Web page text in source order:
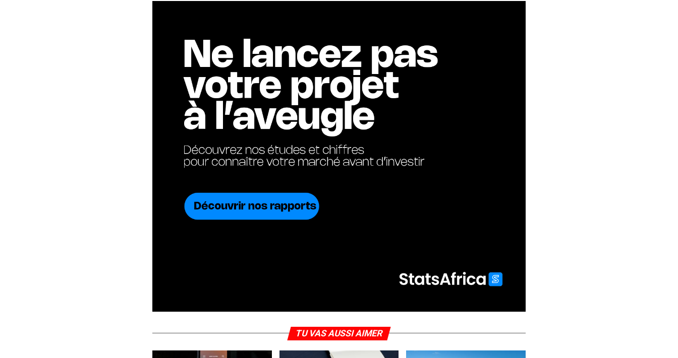
TU VAS AUSSI AIMER